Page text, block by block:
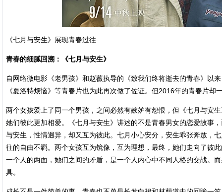
《七月与安生》展现青春过往
青春的细腻回溯：《七月与安生》
自网络微电影《老男孩》和赵薇执导的《致我们终将逝去的青春》以
《夏洛特烦恼》等青春片也为此再次做了佐证。但2016年的青春片
两个女孩爱上了同一个男孩，之间必然有嫉妒有怨恨，但《七月与安
她们彼此更加相爱。《七月与安生》讲述的不是青春男女的恋爱故事
与安生，性情迥异，却又互为彼此。七月小心安分，安生乖张奔放，
往的自由不羁。两个女孩互为镜像，互为理想，最终，她们走向了彼
一个人的两面，她们之间的矛盾，是一个人内心中不同人格的交战。
具。